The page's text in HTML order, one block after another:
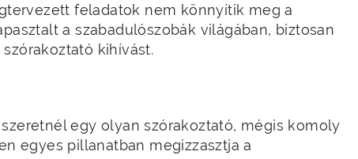
feladatok nem könnyítik meg a
a szabadulószobák világában, biztosan
kihívást.
egy olyan szórakoztató, mégis komoly
egyes pillanatban megizzasztja a